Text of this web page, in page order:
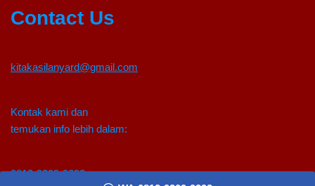
Contact Us
kitakasilanyard@gmail.com
Kontak kami dan
temukan info lebih dalam:
0812-9209-9292